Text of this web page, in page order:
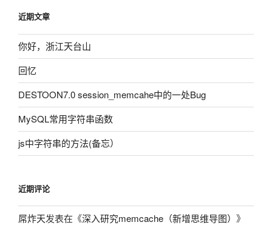
近期文章
你好，浙江天台山
回忆
DESTOON7.0 session_memcahe中的一处Bug
MySQL常用字符串函数
js中字符串的方法(备忘）
近期评论
屌炸天发表在《深入研究memcache（新增思维导图） 》